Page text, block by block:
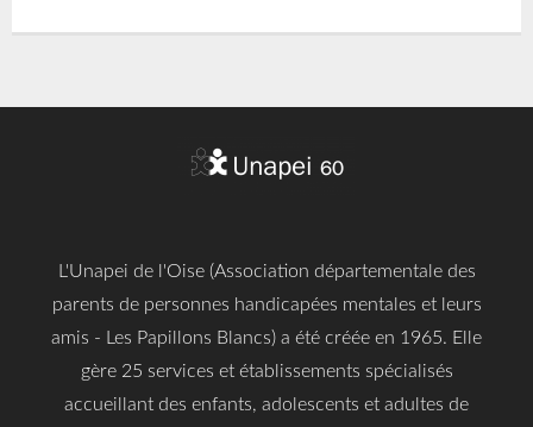
L'Unapei de l'Oise (Association départementale des
parents de personnes handicapées mentales et leurs
amis - Les Papillons Blancs) a été créée en 1965. Elle
gère 25 services et établissements spécialisés
accueillant des enfants, adolescents et adultes de